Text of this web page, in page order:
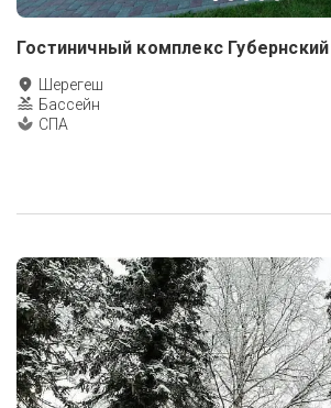
Гостиничный комплекс Губернский
Шерегеш
Бассейн
СПА